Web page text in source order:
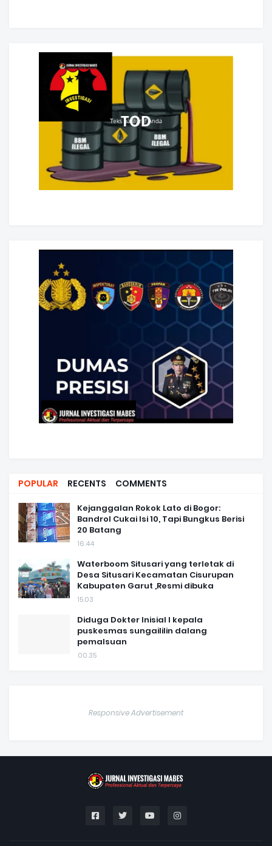
POPULAR RECENTS COMMENTS
Kejanggalan Rokok Lato di Bogor:
Bandrol Cukai Isi 10, Tapi Bungkus Berisi
20 Batang
16.44
Waterboom Situsari yang terletak di
Desa Situsari Kecamatan Cisurupan
Kabupaten Garut ,Resmi dibuka
15.03
Diduga Dokter Inisial I kepala
puskesmas sungaililin dalang
pemalsuan
00.35
Responsive Advertisement